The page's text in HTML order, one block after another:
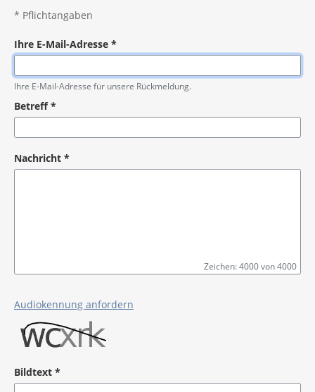
* Pflichtangaben
Ihre E-Mail-Adresse *
Pflichtangabe
Ihre E-Mail-Adresse für unsere Rückmeldung.
Betreff*
Nachricht *
Zeichen: 4000 von 4000
Audiokennung anfordern
Bildtext *